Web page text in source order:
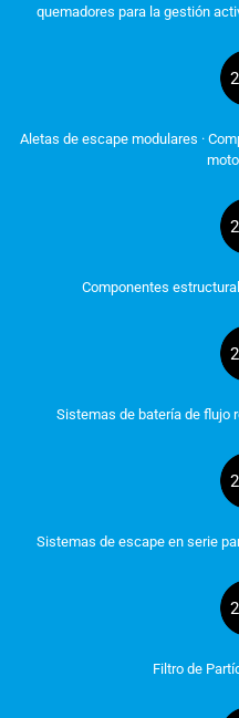
quemadores para la gestión
Aletas de escape modulares ·
Componentes
Sistemas de batería de flujo
Sistemas de escape en serie
Filtro de